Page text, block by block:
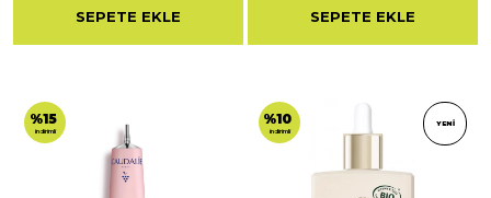
SEPETE EKLE SEPETE EKLE
%15
indirimli
%10
indirimli
YENI